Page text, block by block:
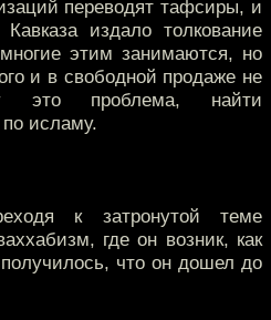
переводят тафсиры, и
издало толкование
этим занимаются, но
и в свободной продаже не
это проблема, найти
исламу.
к затронутой теме
где он возник, как
что он дошел до